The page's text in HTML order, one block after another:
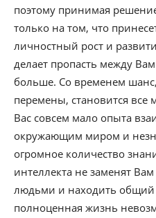
поэтому принимая
только на том, что
личностный рост и
делает пропасть между
больше. Со временем
перемены, становится все
Вас совсем мало опыта
окружающим миром и
огромное количество
интеллекта не заменят
людьми и находить общий
полноценная жизнь